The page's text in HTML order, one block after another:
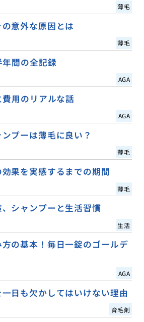
薄毛
意外な原因とは
薄毛
間の全記録
AGA
用のリアルな話
AGA
プーは薄毛に良い？
薄毛
果を実感するまでの期間
薄毛
シャンプーと生活習慣
生活
の基本！毎日一錠のゴールデ
AGA
日も欠かしてはいけない理由
育毛剤